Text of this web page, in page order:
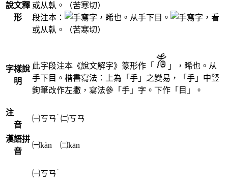
說文釋
形
或从倝。（苦寒切）
段注本：
，睎也。从手下目。
，看
或从倝。（苦寒切）
字樣說
明
此字段注本《說文解字》篆形作「
」，睎也。从
手下目。楷書寫法：上為「手」之變易，「手」中豎
鉤筆改作左撇，寫法參「手」字。下作「目」。
注
音
㈠ㄎㄢ ˋ ㈡ㄎㄢ
漢語拼
音
㈠kàn ㈡kān
㈠ㄎㄢ ˋ